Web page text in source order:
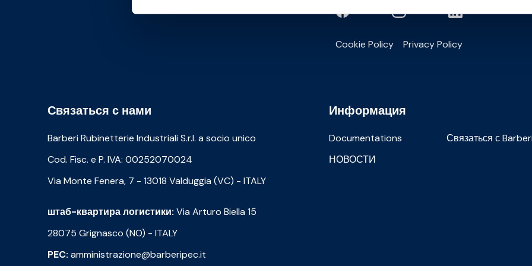
Cookie Policy Privacy Policy
Связаться с нами
Barberi Rubinetterie Industriali S.r.l. a socio unico
Cod. Fisc. e P. IVA: 00252070024
Via Monte Fenera, 7 - 13018 Valduggia (VC) - ITALY
штаб-квартира логистики: Via Arturo Biella 15
28075 Grignasco (NO) - ITALY
PEC: amministrazione@barberipec.it
Информация
Documentations
Связаться с
НОВОСТИ